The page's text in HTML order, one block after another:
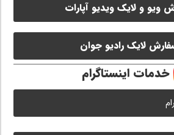
ویو و لایک ویدیو آپارات
لایک رادیو جوان
خدمات اینستاگرام